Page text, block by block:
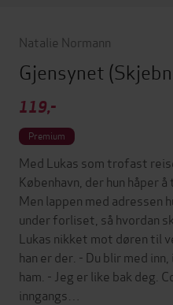
Natalie Normann
Gjensynet
119,-
Premium
Med Lukas som trofast
København, der hun håper
Men lappen med adressen
under forliset, så hvordan
Lukas nikket mot døren til
han er der. - Du blir med
ham. - Jeg er like bak deg.
inngangs…